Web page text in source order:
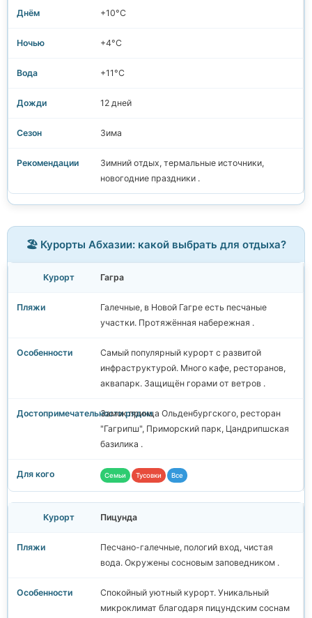
+10°C
+4°C
+11°C
12 дней
Зима
Зимний отдых, термальные источники,
новогодние праздники .
🏖️ Курорты Абхазии: какой выбрать для отдыха?
Гагра
Галечные, в Новой Гагре есть песчаные
участки. Протяжённая набережная .
Самый популярный курорт с развитой
инфраструктурой. Много кафе, ресторанов,
аквапарк. Защищён горами от ветров .
Замок принца Ольденбургского, ресторан
"Гагрипш", Приморский парк, Цандрипшская
базилика .
Семьи Тусовки Все
Пицунда
Песчано-галечные, пологий вход, чистая
вода. Окружены сосновым заповедником .
Спокойный уютный курорт. Уникальный
микроклимат благодаря пицундским соснам